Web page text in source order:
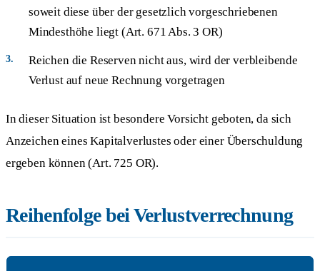
soweit diese über der gesetzlich vorgeschriebenen
Mindesthöhe liegt (Art. 671 Abs. 3 OR)
Reichen die Reserven nicht aus, wird der verbleibende
Verlust auf neue Rechnung vorgetragen
In dieser Situation ist besondere Vorsicht geboten, da sich
Anzeichen eines Kapitalverlustes oder einer Überschuldung
ergeben können (Art. 725 OR).
Reihenfolge bei Verlustverrechnung